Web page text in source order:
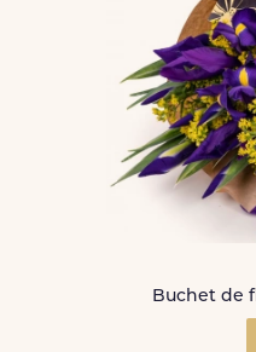
Buchet de